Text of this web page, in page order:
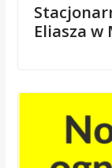
Eliasza w